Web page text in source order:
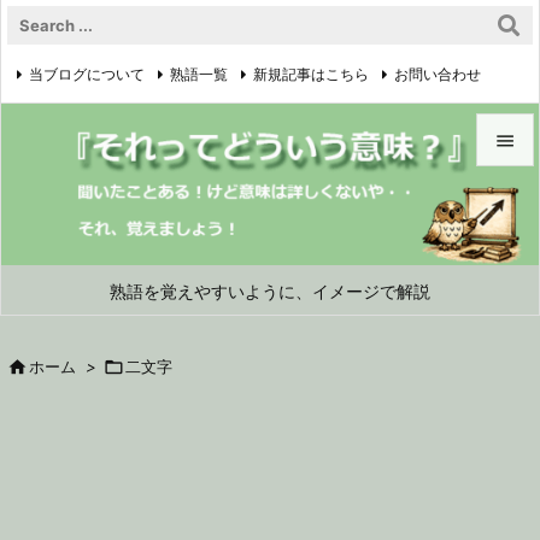
熟語を覚えやすいように、イメージで解説


メニュ


当ブログについて 熟語一覧 新規記事はこちら お問い合わせ
プライバシーポリシー 
 ホーム >  二文字